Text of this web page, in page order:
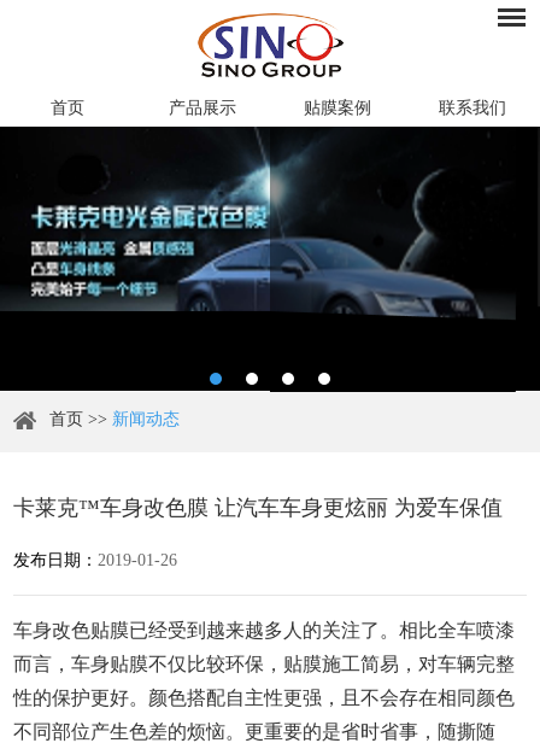
首页 产品展示 贴膜案例 联系我们
首页 >> 新闻动态
卡莱克™车身改色膜 让汽车车身更炫丽 为爱车保值
发布日期： 2019-01-26
车身改色贴膜已经受到越来越多人的关注了。相比全车喷漆
而言，车身贴膜不仅比较环保，贴膜施工简易，对车辆完整
性的保护更好。颜色搭配自主性更强，且不会存在相同颜色
不同部位产生色差的烦恼。更重要的是省时省事，随撕随